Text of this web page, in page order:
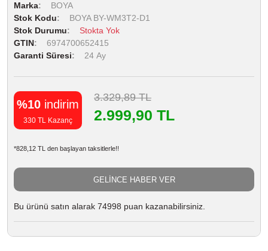
Marka
BOYA
Stok Kodu
BOYA BY-WM3T2-D1
Stok Durumu
Stokta Yok
GTIN
6974700652415
Garanti Süresi
24 Ay
%10 indirim
330 TL Kazanç
3.329,89 TL
2.999,90 TL
*828,12 TL den başlayan taksitlerle!!
GELİNCE HABER VER
Bu ürünü satın alarak 74998 puan kazanabilirsiniz.